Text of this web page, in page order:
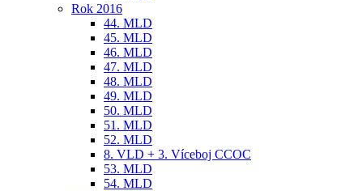
Rok 2016
44. MLD
45. MLD
46. MLD
47. MLD
48. MLD
49. MLD
50. MLD
51. MLD
52. MLD
8. VLD + 3. Víceboj CCOC
53. MLD
54. MLD